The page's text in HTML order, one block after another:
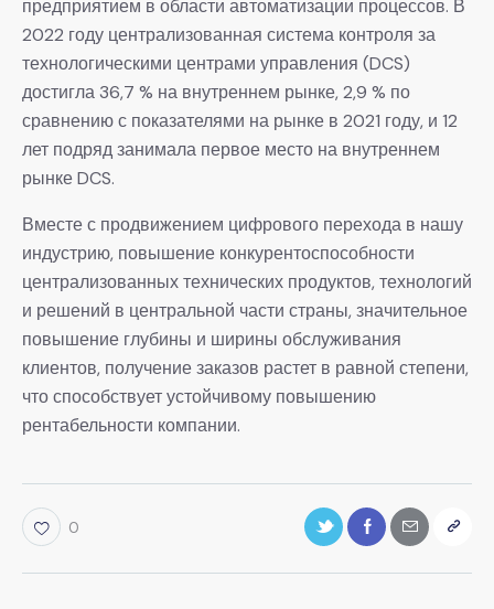
предприятием в области автоматизации процессов. В
2022 году централизованная система контроля за
технологическими центрами управления (DCS)
достигла 36,7 % на внутреннем рынке, 2,9 % по
сравнению с показателями на рынке в 2021 году, и 12
лет подряд занимала первое место на внутреннем
рынке DCS.
Вместе с продвижением цифрового перехода в нашу
индустрию, повышение конкурентоспособности
централизованных технических продуктов, технологий
и решений в центральной части страны, значительное
повышение глубины и ширины обслуживания
клиентов, получение заказов растет в равной степени,
что способствует устойчивому повышению
рентабельности компании.
0